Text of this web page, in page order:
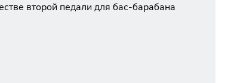
второй педали для бас-барабана